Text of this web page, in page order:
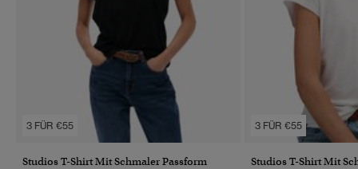
3 FÜR €55
Studios T-Shirt Mit Schmaler Passform
3 FÜR €55
Studios T-Shirt Mit